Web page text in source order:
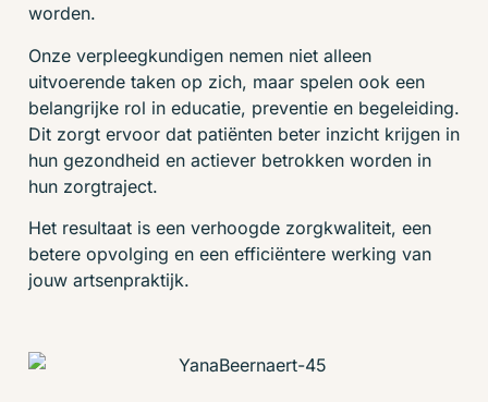
worden.
Onze verpleegkundigen nemen niet alleen
uitvoerende taken op zich, maar spelen ook een
belangrijke rol in educatie, preventie en begeleiding.
Dit zorgt ervoor dat patiënten beter inzicht krijgen in
hun gezondheid en actiever betrokken worden in
hun zorgtraject.
Het resultaat is een verhoogde zorgkwaliteit, een
betere opvolging en een efficiëntere werking van
jouw artsenpraktijk.